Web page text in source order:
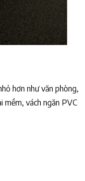
hơn như văn phòng,
mềm, vách ngăn PVC